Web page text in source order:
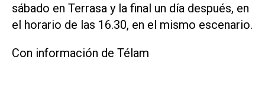
sábado en Terrasa y la final un día después, en
el horario de las 16.30, en el mismo escenario.
Con información de Télam